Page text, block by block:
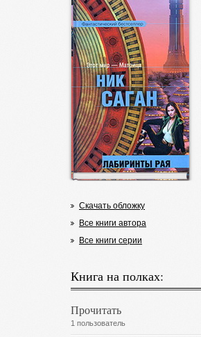
Скачать обложку
Все книги автора
Все книги серии
Книга на полках:
Прочитать
1 пользователь